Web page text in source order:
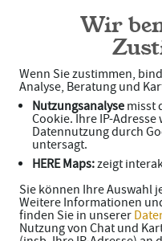
Wir
Wenn Sie zustimmen,
Analyse, Beratung und
Nutzungsanalyse misst
Cookie. Ihre IP-
Datennutzung durch
untersagt.
HERE Maps:zeigt
Sie können Ihre Auswahl
Weitere Informationen
finden Sie in unserer
Nutzung von Chat und
Stadt-
Unsere
Wir sprechen